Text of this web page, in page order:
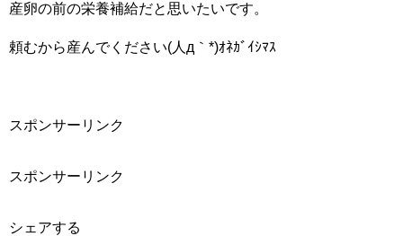
産卵の前の栄養補給だと思いたいです。
頼むから産んでください(人д｀*)ｵﾈｶﾞｲｼﾏｽ
スポンサーリンク
スポンサーリンク
シェアする